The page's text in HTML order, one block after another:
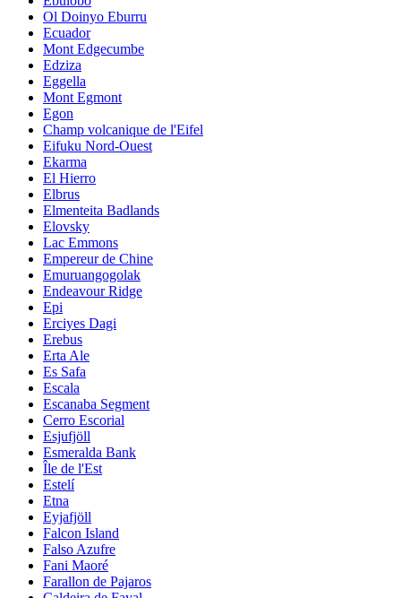
Ol Doinyo Eburru
Ecuador
Mont Edgecumbe
Edziza
Eggella
Mont Egmont
Egon
Champ volcanique de l'Eifel
Eifuku Nord-Ouest
Ekarma
El Hierro
Elbrus
Elmenteita Badlands
Elovsky
Lac Emmons
Empereur de Chine
Emuruangogolak
Endeavour Ridge
Epi
Erciyes Dagi
Erebus
Erta Ale
Es Safa
Escala
Escanaba Segment
Cerro Escorial
Esjufjöll
Esmeralda Bank
Île de l'Est
Estelí
Etna
Eyjafjöll
Falcon Island
Falso Azufre
Fani Maoré
Farallon de Pajaros